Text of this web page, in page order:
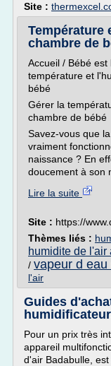
Site :
Température
chambre de
Accueil / Bébé
température et
bébé
Gérer la
chambre de bébé
Savez-vous que
vraiment
naissance ? En
doucement à son
Lire la suite
Site : https://
Thèmes liés :
humidite de l'air
/ vapeur d eau
l'air
Guides
Pour un prix très
appareil
d'air Badabulle,